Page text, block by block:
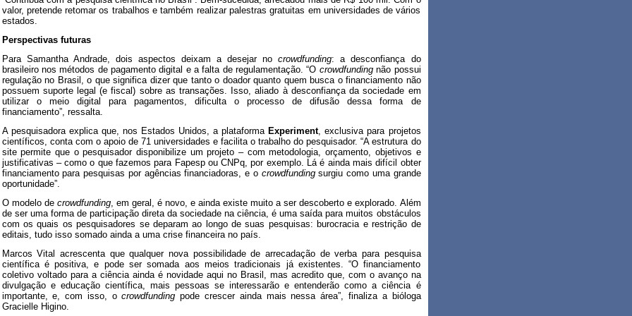
valor, pretende retomar os trabalhos e também realizar palestras gratuitas em universidades de vários
estados.
Perspectivas futuras
Para Samantha Andrade, dois aspectos deixam a desejar nocrowdfunding: a desconfiança do
brasileiro nos métodos de pagamento digital e a falta de regulamentação. “O crowdfundingnão possui
regulação no Brasil, o que significa dizer que tanto o doador quanto quem busca o financiamento não
possuem suporte legal (e fiscal) sobre as transações. Isso, aliado à desconfiança da sociedade em
utilizar o meio digital para pagamentos, dificulta o processo de difusão dessa forma de
financiamento”, ressalta.
A pesquisadora explica que, nos Estados Unidos, a plataforma Experiment, exclusiva para projetos
científicos, conta com o apoio de 71 universidades e facilita o trabalho do pesquisador. “A estrutura do
site permite que o pesquisador disponibilize um projeto – com metodologia, orçamento, objetivos e
justificativas – como o que fazemos para Fapesp ou CNPq, por exemplo. Lá é ainda mais difícil obter
financiamento para pesquisas por agências financiadoras, e o crowdfundingsurgiu como uma grande
oportunidade”.
O modelo de crowdfunding, em geral, é novo, e ainda existe muito a ser descoberto e explorado. Além
de ser uma forma de participação direta da sociedade na ciência, é uma saída para muitos obstáculos
com os quais os pesquisadores se deparam ao longo de suas pesquisas: burocracia e restrição de
editais, tudo isso somado ainda a uma crise financeira no país.
Marcos Vital acrescenta que qualquer nova possibilidade de arrecadação de verba para pesquisa
científica é positiva, e pode ser somada aos meios tradicionais já existentes. “O financiamento
coletivo voltado para a ciência ainda é novidade aqui no Brasil, mas acredito que, com o avanço na
divulgação e educação científica, mais pessoas se interessarão e entenderão como a ciência é
importante, e, com isso, ocrowdfunding pode crescer ainda mais nessa área”, finaliza a bióloga
Gracielle Higino.